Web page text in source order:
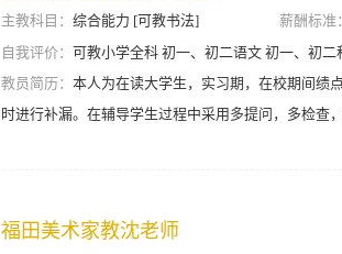
主教科目： 综合能力 [可教书法] 薪酬标准：
自我评价： 可教小学全科 初一、初二语文 初一、初
教员简历： 本人为在读大学生，实习期，在校期间绩
时进行补漏。在辅导学生过程中采用多提问，多检查
福田美术家教沈老师